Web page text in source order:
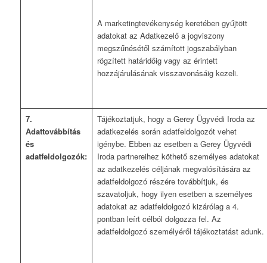
A marketingtevékenység keretében gyűjtött
adatokat az Adatkezelő a jogviszony
megszűnésétől számított jogszabályban
rögzített határidőig vagy az érintett
hozzájárulásának visszavonásáig kezeli.
7.
Adattovábbítás
és
adatfeldolgozók:
Tájékoztatjuk, hogy a Gerey Ügyvédi Iroda az
adatkezelés során adatfeldolgozót vehet
igénybe. Ebben az esetben a Gerey Ügyvédi
Iroda partnereihez köthető személyes adatokat
az adatkezelés céljának megvalósítására az
adatfeldolgozó részére továbbítjuk, és
szavatoljuk, hogy ilyen esetben a személyes
adatokat az adatfeldolgozó kizárólag a 4.
pontban leírt célból dolgozza fel. Az
adatfeldolgozó személyéről tájékoztatást adunk.